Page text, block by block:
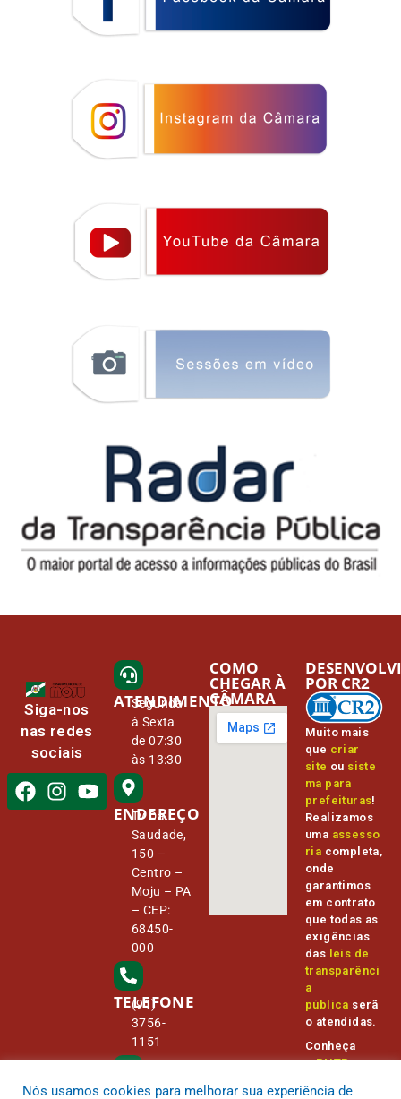
Siga-nos
nas redes
sociais
ATENDIMENTO
Segunda
à Sexta
de 07:30
às 13:30
ENDEREÇO
Tv Da
Saudade,
150 –
Centro –
Moju – PA
– CEP:
68450-
000
TELEFONE
(91)
3756-
1151
COMO
CHEGAR À
CÂMARA
Muito mais
que criar
site ou siste
ma para
prefeituras!
Realizamos
uma assesso
ria completa,
onde
garantimos
em contrato
que todas as
exigências
das leis de
transparênci
a
pública serã
o atendidas.
Conheça
oPNTPe
POR CR2
Nós usamos cookies para melhorar sua experiência de